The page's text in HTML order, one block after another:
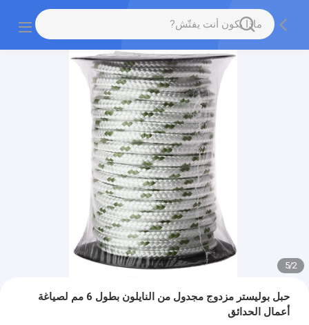
2
/
5
حبل بوليستر مزدوج مجدول من النايلون بطول 6 مم لصياغة
أعمال الحدائق